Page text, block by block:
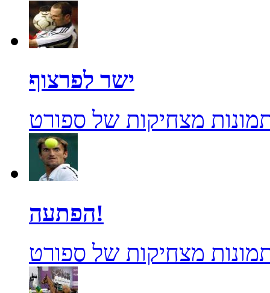
ישר לפרצוף
מצחיקות של ספורט
הפתעה!
מצחיקות של ספורט